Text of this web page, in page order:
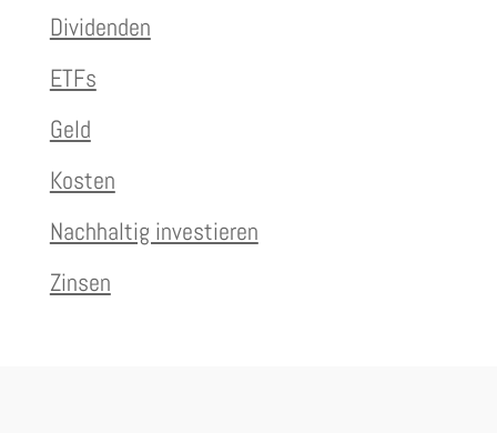
Dividenden
ETFs
Geld
Kosten
Nachhaltig investieren
Zinsen